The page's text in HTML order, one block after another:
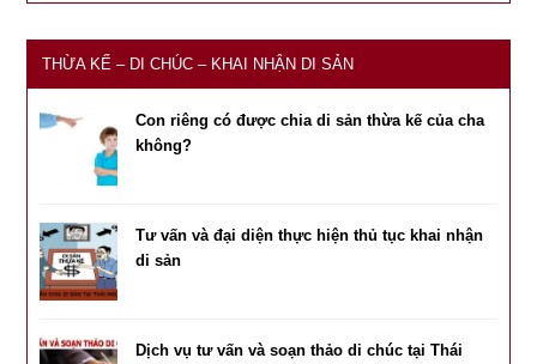
THỪA KẾ – DI CHÚC – KHAI NHẬN DI SẢN
Con riêng có được chia di sản thừa kế của cha
không?
Tư vấn và đại diện thực hiện thủ tục khai nhận
di sản
Dịch vụ tư vấn và soạn thảo di chúc tại Thái